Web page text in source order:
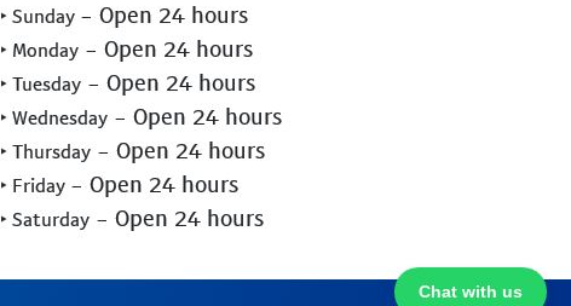
Chat with us
‣ Sunday - Open 24 hours
‣ Monday - Open 24 hours
‣ Tuesday - Open 24 hours
‣ Wednesday - Open 24 hours
‣ Thursday - Open 24 hours
‣ Friday - Open 24 hours
‣ Saturday - Open 24 hours